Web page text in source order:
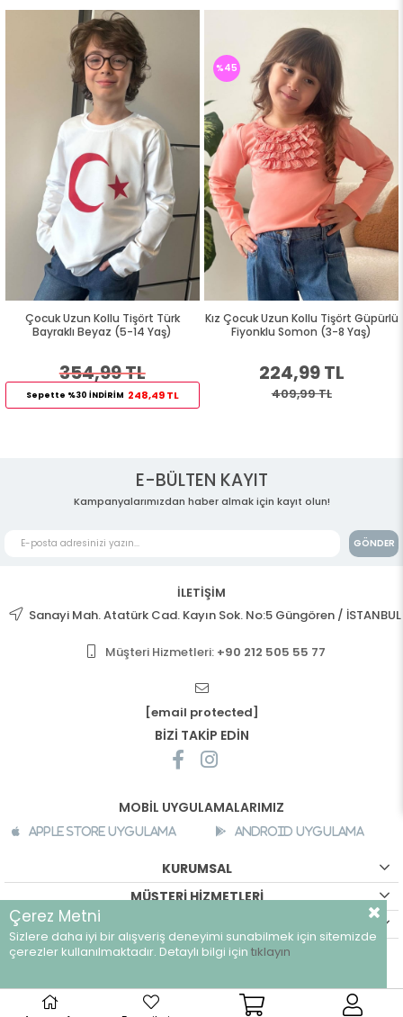
Uzun Kollu Tişört Türk
Bayraklı Beyaz (5-14 Yaş)
354,99 TL
%30 İNDİRİM 248,49 TL
Kız Çocuk Uzun Kollu Tişört Güpürlü
Fiyonklu Somon (3-8 Yaş)
224,99 TL
409,99 TL
E-BÜLTEN KAYIT
Kampanyalarımızdan haber almak için kayıt olun!
GÖNDER
İLETİŞİM
Sanayi Mah. Atatürk Cad. Kayın Sok. No:5 Güngören / İSTANBUL
Müşteri Hizmetleri: +90 212 505 55 77
[email protected]
BİZİ TAKİP EDİN
MOBİL UYGULAMALARIMIZ
Apple Store Uygulama Android Uygulama
KURUMSAL
MÜŞTERİ HİZMETLERİ
©breeze.com.tr - Tüm hakları saklıdır.
Çerez Metni
Sizlere daha iyi bir alışveriş deneyimi sunabilmek için sitemizde
çerezler kullanılmaktadır. Detaylı bilgi için tıklayın